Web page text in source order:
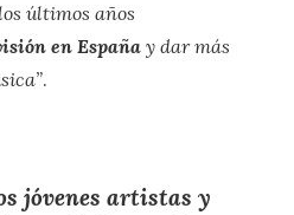
últimos años
en España y dar más
.
jóvenes artistas y